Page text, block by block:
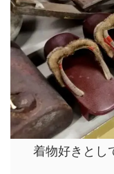
着物好きとし